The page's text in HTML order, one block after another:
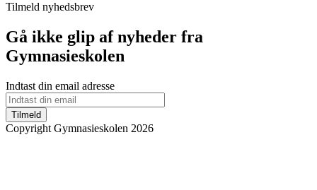
Tilmeld nyhedsbrev
Gå ikke glip af nyheder fra
Gymnasieskolen
Indtast din email adresse
Tilmeld
Copyright Gymnasieskolen 2026